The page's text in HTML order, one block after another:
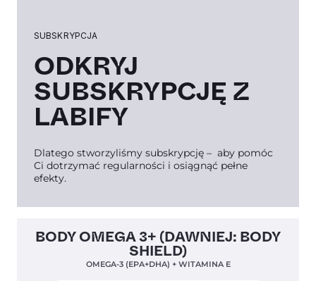
SUBSKRYPCJA
ODKRYJ
SUBSKRYPCJĘ Z
LABIFY
Dlatego stworzyliśmy subskrypcję – aby pomóc
Ci dotrzymać regularności i osiągnąć pełne
efekty.
Clean Label 5,0
BODY OMEGA 3+ (DAWNIEJ: BODY
SHIELD)
OMEGA-3 (EPA+DHA) + WITAMINA E